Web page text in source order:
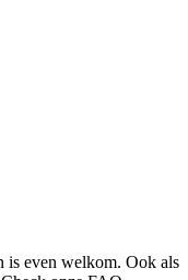
is even welkom. Ook als